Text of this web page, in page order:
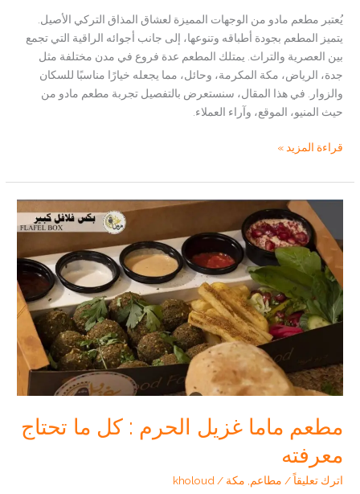
يُعتبر مطعم مادو من الوجهات المميزة لعشاق المذاق التركي الأصيل.
يتميز المطعم بجودة أطباقه وتنوعها، إلى جانب أجوائه الراقية التي تجمع
بين العصرية والتراث. يمتلك المطعم عدة فروع في مدن مختلفة مثل
جدة، الرياض، مكة المكرمة، وحائل، مما يجعله خيارًا مناسبًا للسكان
والزوار. في هذا المقال، سنستعرض بالتفصيل تجربة مطعم مادو من
حيث المنيو، الموقع، وآراء العملاء.
مطعم
(الموقع
،
العملاء
،الاسئلة
المكررة
)
قراءة المزيد »
مطعم ماما غزيل الحرم : كل ما تحتاج
معرفته
اترك تعليقاً / مطاعم, مكة /
kholoud